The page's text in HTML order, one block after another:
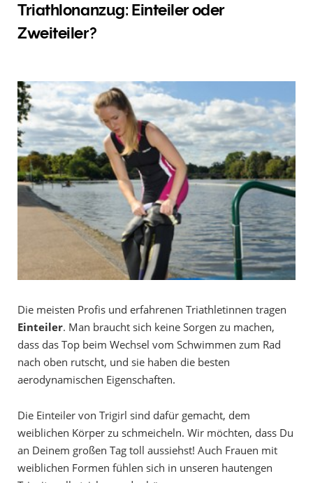
Triathlonanzug: Einteiler oder
Zweiteiler?
Die meisten Profis und erfahrenen Triathletinnen tragen
Einteiler. Man braucht sich keine Sorgen zu machen,
dass das Top beim Wechsel vom Schwimmen zum Rad
nach oben rutscht, und sie haben die besten
aerodynamischen Eigenschaften.
Die Einteiler von Trigirl sind dafür gemacht, dem
weiblichen Körper zu schmeicheln. Wir möchten, dass Du
an Deinem großen Tag toll aussiehst! Auch Frauen mit
weiblichen Formen fühlen sich in unseren hautengen